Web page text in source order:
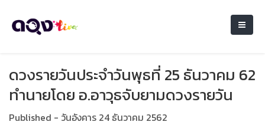
ดวงรายวันประจำวันพุธที่ 25 ธันวาคม 62
ทำนายโดย อ.อาวุธจับยามดวงรายวัน
Published - วันอังคาร 24 ธันวาคม 2562